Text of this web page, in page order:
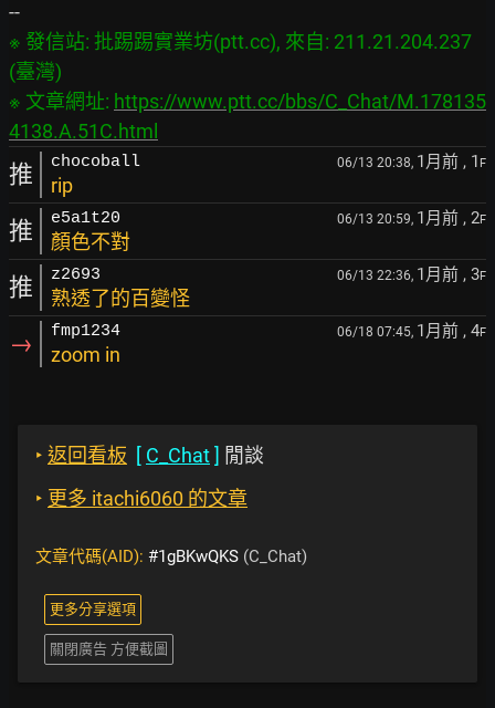
※ 發信站: 批踢踢實業坊(ptt.cc), 來自: 211.21.204.237
(臺灣)
※ 文章網址: https://www.ptt.cc/bbs/C_Chat/M.178135
4138.A.51C.html
推 chocoball 06/13 20:38, 1月前 , 1 F
rip
推 e5a1t20 06/13 20:59, 1月前 , 2F
顏色不對
推 z2693 06/13 22:36, 1月前 , 3F
熟透了的百變怪
→ fmp1234 06/18 07:45, 1月前 , 4F
zoom in
‣ 返回看板 [ C_Chat] 閒談
‣ 更多 itachi6060 的文章
文章代碼(AID): #1gBKwQKS (C_Chat)
更多分享選項
關閉廣告 方便截圖